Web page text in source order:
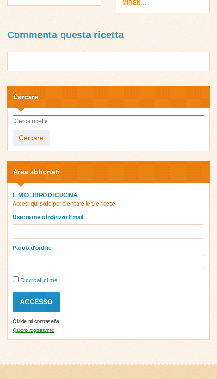
MIREN…
Commenta questa ricetta
Cercare
Cercare
Area abbonati
IL MIO LIBRO DI CUCINA
Accedi qui sotto per elencare le tue ricette
Username o Indirizzo Email
Parola d'ordine
Ricordati di me
Olvide mi contraseña
Quiero registrarme